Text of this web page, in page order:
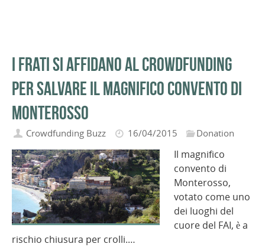
I frati si affidano al Crowdfunding
per salvare il magnifico convento di
Monterosso
Crowdfunding Buzz 16/04/2015 Donation
Il magnifico
convento di
Monterosso,
votato come uno
dei luoghi del
cuore del FAI, è a
rischio chiusura per crolli.…